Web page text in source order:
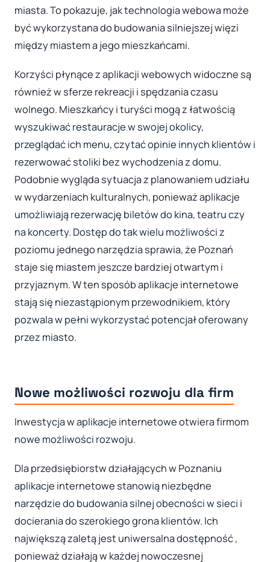
miasta. To pokazuje, jak technologia webowa może
być wykorzystana do budowania silniejszej więzi
między miastem a jego mieszkańcami.
Korzyści płynące z aplikacji webowych widoczne są
również w sferze rekreacji i spędzania czasu
wolnego. Mieszkańcy i turyści mogą z łatwością
wyszukiwać restauracje w swojej okolicy,
przeglądać ich menu, czytać opinie innych klientów i
rezerwować stoliki bez wychodzenia z domu.
Podobnie wygląda sytuacja z planowaniem udziału
w wydarzeniach kulturalnych, ponieważ aplikacje
umożliwiają rezerwację biletów do kina, teatru czy
na koncerty. Dostęp do tak wielu możliwości z
poziomu jednego narzędzia sprawia, że Poznań
staje się miastem jeszcze bardziej otwartym i
przyjaznym. W ten sposób aplikacje internetowe
stają się niezastąpionym przewodnikiem, który
pozwala w pełni wykorzystać potencjał oferowany
przez miasto.
Nowe możliwości rozwoju dla firm
Inwestycja w aplikacje internetowe otwiera firmom
nowe możliwości rozwoju.
Dla przedsiębiorstw działających w Poznaniu
aplikacje internetowe stanowią niezbędne
narzędzie do budowania silnej obecności w sieci i
docierania do szerokiego grona klientów. Ich
największą zaletą jest uniwersalna dostępność ,
ponieważ działają w każdej nowoczesnej